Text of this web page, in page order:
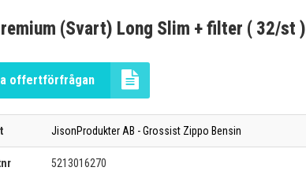
(Svart) Long Slim + filter ( 32/st )
offertförfrågan
JisonProdukter AB - Grossist Zippo Bensin
5213016270